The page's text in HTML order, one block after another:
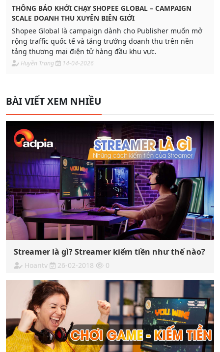
THÔNG BÁO KHỞI CHẠY SHOPEE GLOBAL – CAMPAIGN
SCALE DOANH THU XUYÊN BIÊN GIỚI
Shopee Global là campaign dành cho Publisher muốn mở
rộng traffic quốc tế và tăng trưởng doanh thu trên nền
tảng thương mại điện tử hàng đầu khu vực.
Huyền Trang 14-04-2026
BÀI VIẾT XEM NHIỀU
Streamer là gì? Streamer kiếm tiền như thế nào?
Hoantv 26-02-2018 0